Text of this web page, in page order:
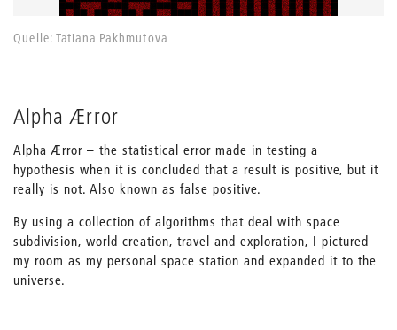
Quelle: Tatiana Pakhmutova
Alpha Ærror
Alpha Ærror – the statistical error made in testing a
hypothesis when it is concluded that a result is positive, but it
really is not. Also known as false positive.
By using a collection of algorithms that deal with space
subdivision, world creation, travel and exploration, I pictured
my room as my personal space station and expanded it to the
universe.